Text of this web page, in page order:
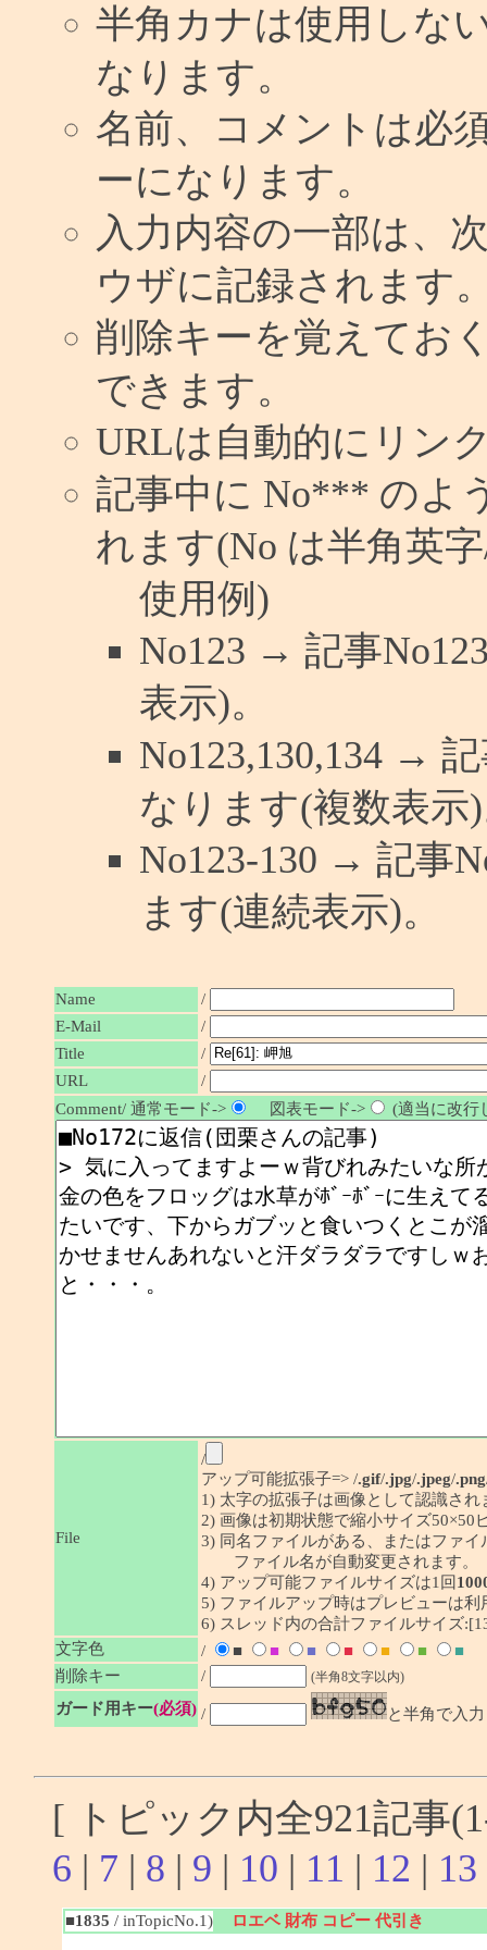
半角カナは使用しな
なります。
名前、コメントは必
ーになります。
入力内容の一部は、
ウザに記録されます
削除キーを覚えてお
できます。
URLは自動的にリン
記事中に No*** のよ
れます(No は半角英
使用例)
No123 → 記事
表示)。
No123,130,134 →
なります(複数表示
No123-130 → 記事
ます(連続表示)。
Name
/
E-Mail
/
Title
/
URL
/
Comment/ 通常モード->
図表モード-> (適当に改行
File
/
アップ可能拡張子=> /.gif/.jpg/.jpeg/.png
1) 太字の拡張子は画像として認識され
2) 画像は初期状態で縮小サイズ50×50
3) 同名ファイルがある、またはファ
ファイル名が自動変更されます。
4) アップ可能ファイルサイズは1回
5) ファイルアップ時はプレビューは利
6) スレッド内の合計ファイルサイズ
文字色
/ ■ ■ ■ ■ ■ ■
■
削除キー
/ (半角8文字以内)
ガード用キー(必須) / と半角で入力
[ トピック内全921記
6 | 7 | 8 | 9 | 10 | 11 | 12 | 13
■1835 / inTopicNo.1) ロエベ 財布 コピー 代引き